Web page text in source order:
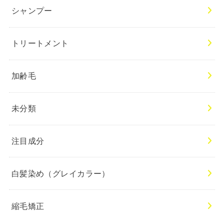
シャンプー
トリートメント
加齢毛
未分類
注目成分
白髪染め（グレイカラー）
縮毛矯正